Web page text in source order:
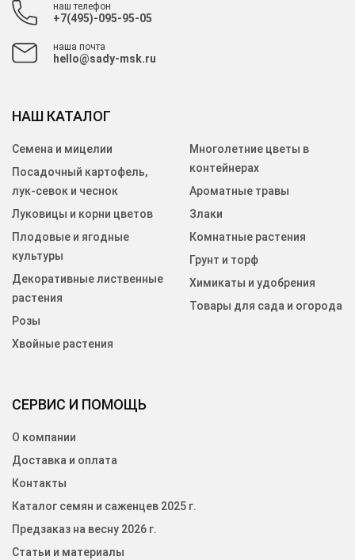
наш телефон
+7(495)-095-95-05
наша почта
hello@sady-msk.ru
СЕРВИС И ПОМОЩЬ
О компании
Доставка и оплата
Контакты
Каталог семян и саженцев 2025 г.
Предзаказ на весну 2026 г.
Статьи и материалы
НАШ КАТАЛОГ
Семена и мицелии
Посадочный картофель,
лук-севок и чеснок
Луковицы и корни цветов
Плодовые и ягодные
культуры
Декоративные лиственные
растения
Розы
Хвойные растения
Многолетние цветы в
контейнерах
Ароматные травы
Злаки
Комнатные растения
Грунт и торф
Химикаты и удобрения
Товары для сада и огорода